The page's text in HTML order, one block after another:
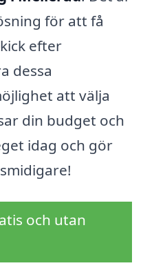
för att få
efter
dessa
att välja
din budget och
idag och gör
och utan